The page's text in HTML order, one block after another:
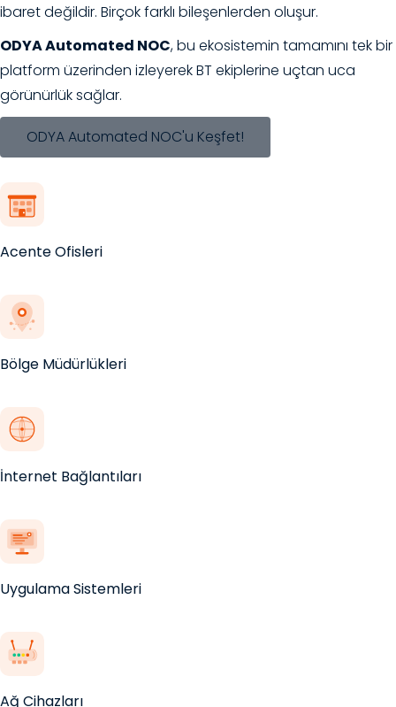
ibaret değildir. Birçok farklı bileşenlerden oluşur.
ODYA Automated NOC, bu ekosistemin tamamını tek bir
platform üzerinden izleyerek BT ekiplerine uçtan uca
görünürlük sağlar.
ODYA Automated NOC'u Keşfet!
Acente Ofisleri
Bölge Müdürlükleri
İnternet Bağlantıları
Uygulama Sistemleri
Ağ Cihazları